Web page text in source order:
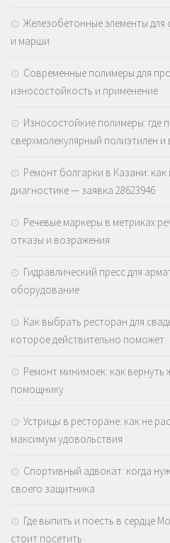
Железобетонные элементы для
и марши
Современные полимеры для
износостойкость и применение
Износостойкие полимеры: где
сверхмолекулярный полиэтилен и
Ремонт болгарки в Казани:
диагностике — заявка 28623946
Речевые маркеры в метриках
отказы и возражения
Гидравлический пресс для
оборудование
Как выбрать ресторан для
которое действительно поможет
Ремонт минимоек: как
помощнику
Устрицы в ресторане: как не
максимум удовольствия
Спортивный адвокат: когда
своего защитника
Где выпить и поесть в сердце
стоит посетить